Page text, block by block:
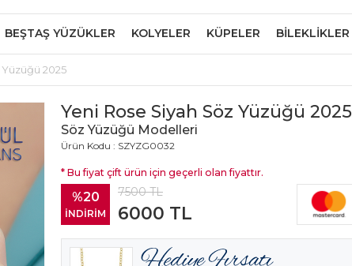
BEŞTAŞ YÜZÜKLER KOLYELER KÜPELER BILEKLIKLER
2025
Yeni Rose Siyah Söz Yüzüğü 2025
Söz Yüzüğü Modelleri
Ürün Kodu : SZYZG0032
* Bu fiyat çift ürün için geçerli olan fiyattır.
%20
İNDİRİM
7500TL
6000 TL